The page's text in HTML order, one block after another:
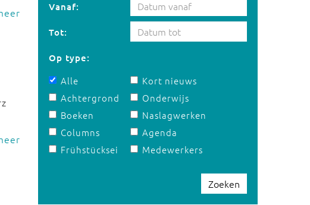
Vanaf:
Tot:
Op type:
Alle
Achtergrond
Boeken
Columns
Frühstücksei
Kort nieuws
Onderwijs
Naslagwerken
Agenda
Medewerkers
Zoeken